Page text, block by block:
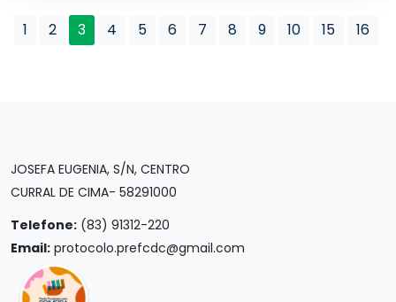
1 2 3 4 5 6 7 8 9 10 15 16
JOSEFA EUGENIA, S/N, CENTRO
CURRAL DE CIMA- 58291000
Telefone: (83) 91312-220
Email: protocolo.prefcdc@gmail.com